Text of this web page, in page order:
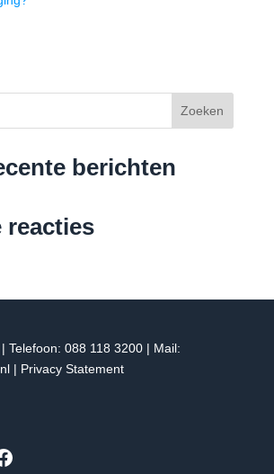
Zoeken
berichten
reacties
Telefoon: 088 118 3200| Mail:
| Privacy Statement